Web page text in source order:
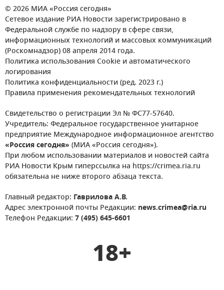
© 2026 МИА «Россия сегодня»
Сетевое издание РИА Новости зарегистрировано в
Федеральной службе по надзору в сфере связи,
информационных технологий и массовых коммуникаций
(Роскомнадзор) 08 апреля 2014 года.
Политика использования Cookie и автоматического
логирования
Политика конфиденциальности (ред. 2023 г.)
Правила применения рекомендательных технологий
Свидетельство о регистрации Эл № ФС77-57640.
Учредитель: Федеральное государственное унитарное
предприятие Международное информационное агентство
«Россия сегодня» (МИА «Россия сегодня»).
При любом использовании материалов и новостей сайта
РИА Новости Крым гиперссылка на https://crimea.ria.ru
обязательна не ниже второго абзаца текста.
Главный редактор: Гаврилова А.В.
Адрес электронной почты Редакции: news.crimea@ria.ru
Телефон Редакции: 7 (495) 645-6601
18+